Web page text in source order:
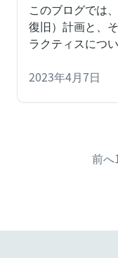
このブログでは
復旧）計画と、
ラクティスにつ
院でも、組織は
システムを復元
計画を立ててい
2023年4月7日
前へ